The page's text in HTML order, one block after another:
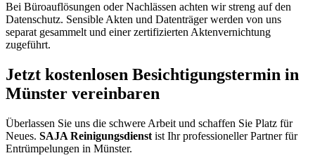
Bei Büroauflösungen oder Nachlässen achten wir streng auf den
Datenschutz. Sensible Akten und Datenträger werden von uns
separat gesammelt und einer zertifizierten Aktenvernichtung
zugeführt.
Jetzt kostenlosen Besichtigungstermin in
Münster vereinbaren
Überlassen Sie uns die schwere Arbeit und schaffen Sie Platz für
Neues. SAJA Reinigungsdienst ist Ihr professioneller Partner für
Entrümpelungen in Münster.